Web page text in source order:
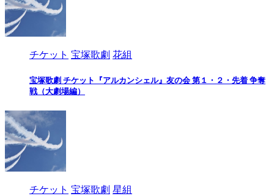
チケット 宝塚歌劇 花組
宝塚歌劇 チケット『アルカンシェル』友の会 第１・２・先着 争奪
戦（大劇場編）
チケット 宝塚歌劇 星組